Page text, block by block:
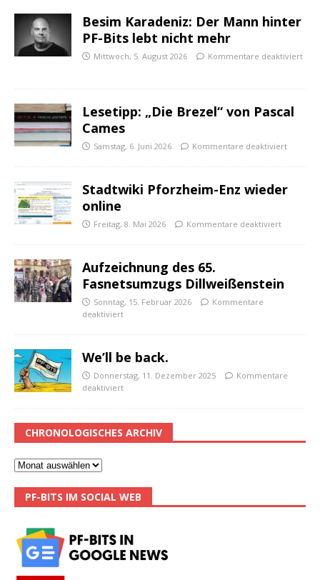
Besim Karadeniz: Der Mann hinter
PF-Bits lebt nicht mehr
Mittwoch, 5. August 2026 Kommentare deaktiviert
Lesetipp: „Die Brezel“ von Pascal
Cames
Samstag, 6. Juni 2026 Kommentare deaktiviert
Stadtwiki Pforzheim-Enz wieder
online
Freitag, 8. Mai 2026 Kommentare deaktiviert
Aufzeichnung des 65.
Fasnetsumzugs Dillweißenstein
Sonntag, 15. Februar 2026
Kommentare
deaktiviert
We’ll be back.
Donnerstag, 11. Dezember 2025
Kommentare
deaktiviert
CHRONOLOGISCHES ARCHIV
PF-BITS IM SOCIAL WEB